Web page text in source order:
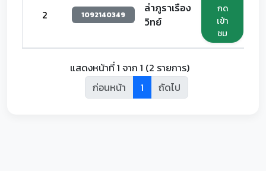
2 1092140349
ลำภูราเรือง
วิทย์
กด
เข้า
ชม
แสดงหน้าที่ 1 จาก 1 (2 รายการ)
ก่อนหน้า
1 ถัดไป